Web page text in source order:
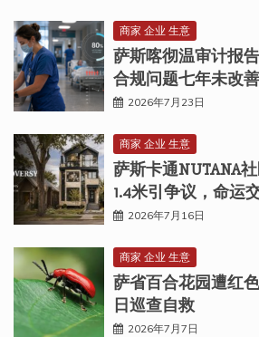
商家 企业 生意
萨斯喀彻温审计报
合规问题七年未改善
2026年7月23日
商家 企业 生意
萨斯卡通NUTANA
1.4米引争议，命运
2026年7月16日
商家 企业 生意
萨省百合花园遭红
日巡查自救
2026年7月7日